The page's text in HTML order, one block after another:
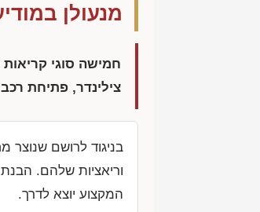
מנעולן
חמישה סוגי
צילינדר, פתיחת
בניגוד לרושם שנוצר
וריאציות שלהם.
המקצוע יוצא לדרך.